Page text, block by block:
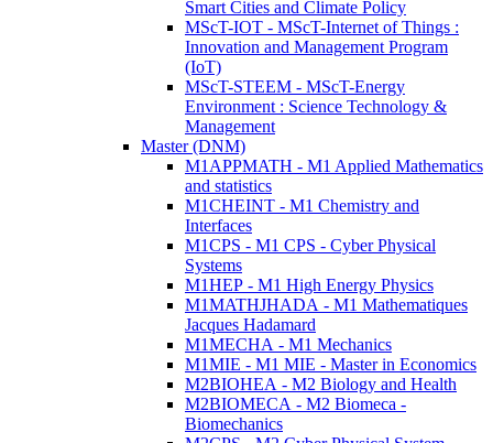
Smart Cities and Climate Policy
MScT-IOT - MScT-Internet of Things :
Innovation and Management Program
(IoT)
MScT-STEEM - MScT-Energy
Environment : Science Technology &
Management
Master (DNM)
M1APPMATH - M1 Applied Mathematics
and statistics
M1CHEINT - M1 Chemistry and
Interfaces
M1CPS - M1 CPS - Cyber Physical
Systems
M1HEP - M1 High Energy Physics
M1MATHJHADA - M1 Mathematiques
Jacques Hadamard
M1MECHA - M1 Mechanics
M1MIE - M1 MIE - Master in Economics
M2BIOHEA - M2 Biology and Health
M2BIOMECA - M2 Biomeca -
Biomechanics